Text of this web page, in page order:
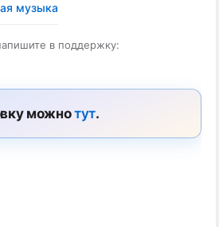
музыка
в поддержку:
можнотут.